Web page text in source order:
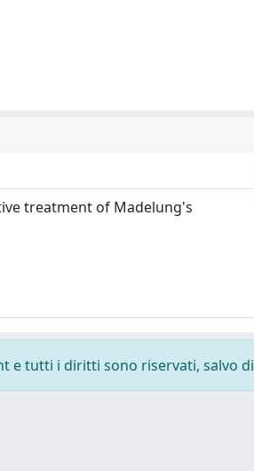
treatment of Madelung's
e tutti i diritti sono riservati, salvo